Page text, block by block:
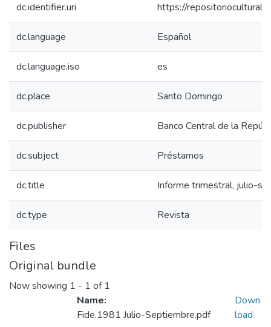
dc.identifier.uri https://
dc.language Español
dc.language.iso es
dc.place Santo Domingo
dc.publisher Banco Central de la
dc.subject Préstamos
dc.title Informe trimestral, julio-
dc.type Revista
Files
Original bundle
Now showing 1 - 1 of 1
Name:
Fide.1981 Julio-Septiembre.pdf
Down
load